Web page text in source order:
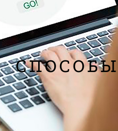
Забрать
На